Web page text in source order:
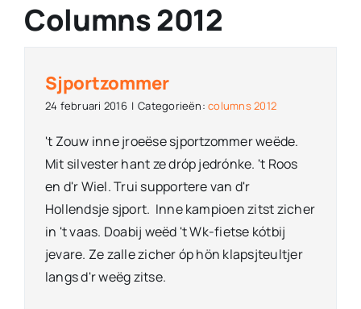
Contact
Columns 2012
Sjportzommer
24 februari 2016 | Categorieën:columns 2012
't Zouw inne jroeëse sjportzommer weëde.
Mit silvester hant ze dróp jedrónke. 't Roos
en d'r Wiel. Trui supportere van d'r
Hollendsje sjport. Inne kampioen zitst zicher
in 't vaas. Doabij weëd 't Wk-fietse kótbij
jevare. Ze zalle zicher óp hön klapsjteultjer
langs d'r weëg zitse.